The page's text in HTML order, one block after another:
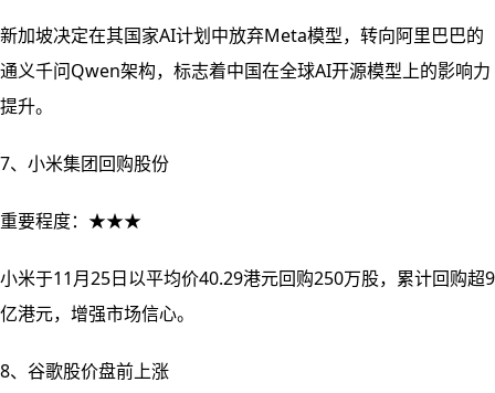
新加坡决定在其国家AI计划中放弃Meta模型，转向阿里巴巴的
通义千问Qwen架构，标志着中国在全球AI开源模型上的影响力
提升。
7、小米集团回购股份
重要程度：★★★
小米于11月25日以平均价40.29港元回购250万股，累计回购超9
亿港元，增强市场信心。
8、谷歌股价盘前上涨